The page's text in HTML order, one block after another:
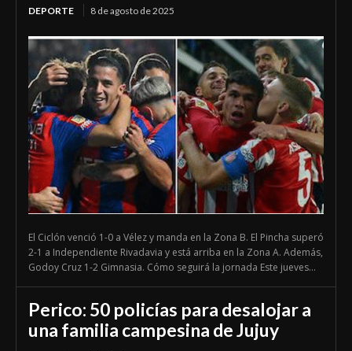
DEPORTE 8 de agosto de 2025
El Ciclón venció 1-0 a Vélez y manda en la Zona B. El Pincha superó
2-1 a Independiente Rivadavia y está arriba en la Zona A. Además,
Godoy Cruz 1-2 Gimnasia. Cómo seguirá la jornada Este jueves...
Perico: 50 policías para desalojar a
una familia campesina de Jujuy